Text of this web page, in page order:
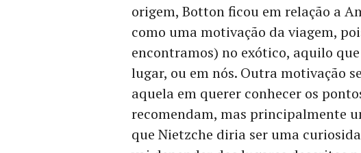
origem, Botton ficou em relação a
como uma motivação da viagem,
encontramos) no exótico, aquilo
lugar, ou em nós. Outra motivação
aquela em querer conhecer os
recomendam, mas principalmente
que Nietzche diria ser uma